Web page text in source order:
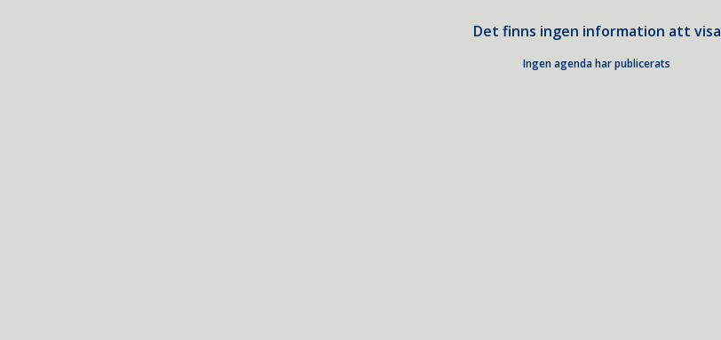
Det finns ingen information att visa
Ingen agenda har publicerats